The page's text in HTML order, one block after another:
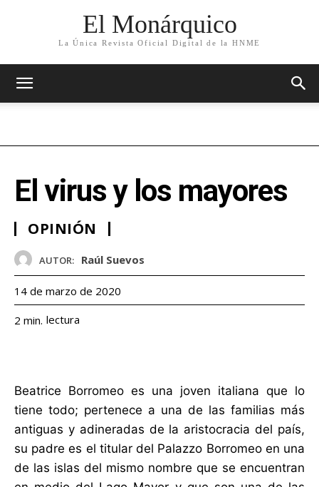
El Monárquico
La Única Revista Oficial Digital de la HNME
El virus y los mayores
OPINIÓN
AUTOR: Raúl Suevos
14 de marzo de 2020
2 min. lectura
Beatrice Borromeo es una joven italiana que lo
tiene todo; pertenece a una de las familias más
antiguas y adineradas de la aristocracia del país,
su padre es el titular del Palazzo Borromeo en una
de las islas del mismo nombre que se encuentran